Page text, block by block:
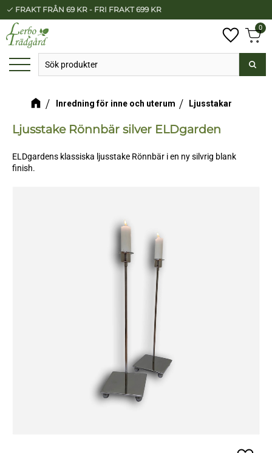
Meny
check FRAKT FRÅN 69 KR - FRI FRAKT 699 KR
0
Inredning för inne och uterum Ljusstakar
Ljusstake Rönnbär silver ELDgarden
ELDgardens klassiska ljusstake Rönnbär i en ny silvrig blank
finish.